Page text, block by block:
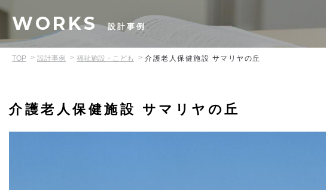
WORKS 設計事例
TOP 設計事例 福祉施設・こども 介護老人保健施設 サマリヤの丘
介護老人保健施設 サマリヤの丘